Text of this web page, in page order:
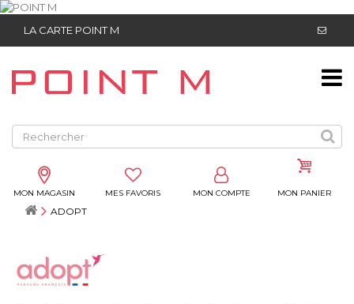
LA CARTE POINT M
MON MAGASIN MES FAVORIS MON COMPTE MON PANIER
ADOPT